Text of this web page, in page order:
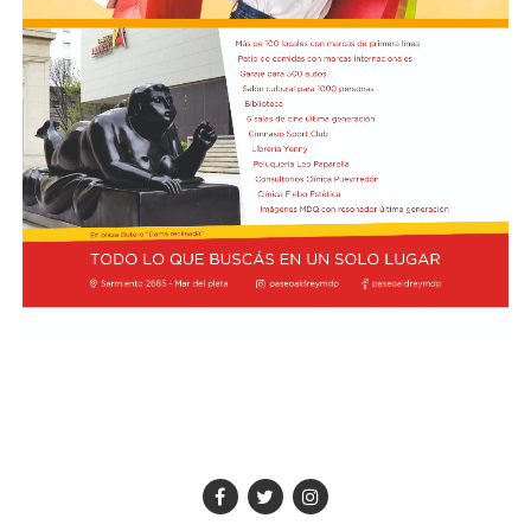
de Mar del Plata, Escuela de Artes Visuales Martín A.
Malharro, Escuela Nacional de Experimentación y
Realización Cinematográfica sede Mar del Plata,
Instituto Superior Bristol, Talleres de Cine Comunitario
AlmaCine y CineTaller del EMTURyC, Taller de Cine
Narrativo de Librería Universitaria, Taller de Cine
Comunitario Caracoles Audiovisuales, Taller Hacete la
película del Colegio Nacional Dr. Arturo H. Illia y el
Taller de Cine Comunitario CortoCircuito de la Facultad
de Psicología.
Ronda Literaria Abierta “Te queremos Escuchar”,
coordinada por Cristina Larice. Para obtener mayor